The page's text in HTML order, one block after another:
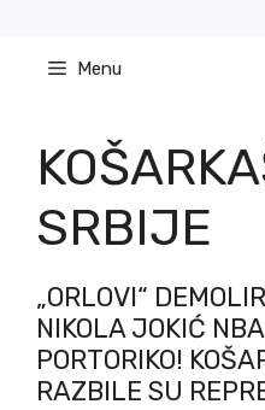
content Menu
SRBIJE
„ORLOVI“
NIKOLA JOKIĆ
PORTORIKO!
RAZBILE SU